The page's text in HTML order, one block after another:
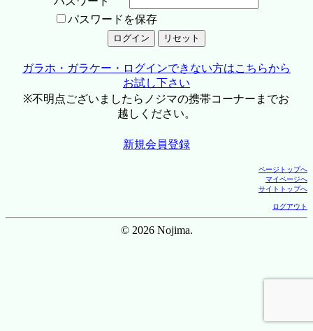
パスワードを保存
ガラホ・ガラケー・ログインできない方はこちらから
お試し下さい
※不明点ございましたらノジマの携帯コーナーまでお
越しください。
新規会員登録
ページトップへ
マイページへ
サイトトップへ
ログアウト
© 2026 Nojima.